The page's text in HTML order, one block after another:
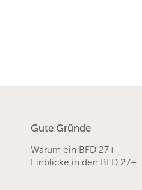
Gute Gründe
Warum ein BFD 27+
Einblicke in den BFD 27+